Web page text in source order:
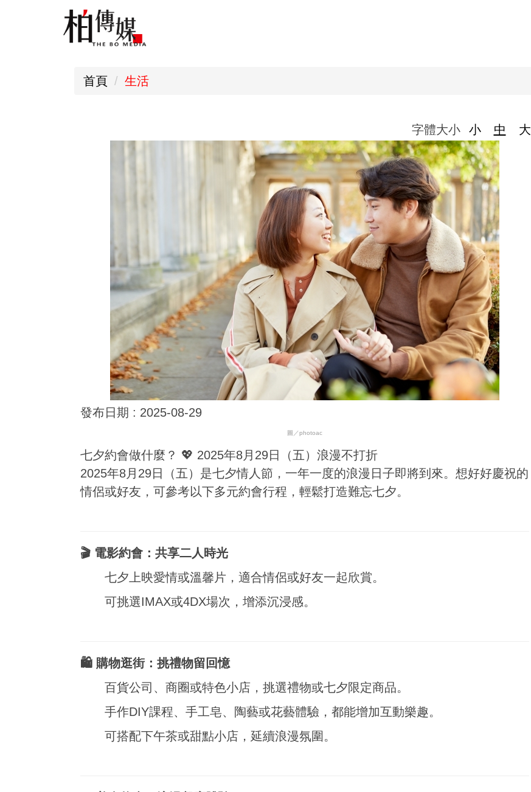
首頁 生活
字體大小 小 中 大
發布日期 : 2025-08-29
圖／photoac
七夕約會做什麼？ 💖 2025年8月29日（五）浪漫不打折
2025年8月29日（五）是七夕情人節，一年一度的浪漫日子即將到來。想好好慶祝的
情侶或好友，可參考以下多元約會行程，輕鬆打造難忘七夕。
🎬 電影約會：共享二人時光
七夕上映愛情或溫馨片，適合情侶或好友一起欣賞。
可挑選IMAX或4DX場次，增添沉浸感。
🛍️ 購物逛街：挑禮物留回憶
百貨公司、商圈或特色小店，挑選禮物或七夕限定商品。
手作DIY課程、手工皂、陶藝或花藝體驗，都能增加互動樂趣。
可搭配下午茶或甜點小店，延續浪漫氛圍。